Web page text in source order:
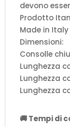
devono
Prodotto
Made in Italy
Dimensioni:
Consolle
Lunghezza
Lunghezza
Lunghezza
🚚 Tempi di